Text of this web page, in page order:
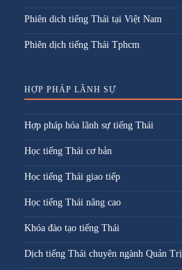
Phiên dich tiếng Thái tại Việt Nam
Phiên dịch tiếng Thái Tphcm
HỢP PHÁP LÃNH SỰ
Hợp pháp hóa lãnh sự tiếng Thái
Học tiếng Thái cơ bản
Học tiếng Thái giao tiếp
Học tiếng Thái nâng cao
Khóa đào tạo tiếng Thái
Dịch tiếng Thái chuyên ngành Quản Trị